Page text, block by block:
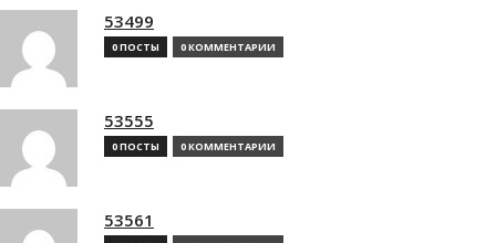
53499
0 ПОСТЫ 0 КОММЕНТАРИИ
53555
0 ПОСТЫ 0 КОММЕНТАРИИ
53561